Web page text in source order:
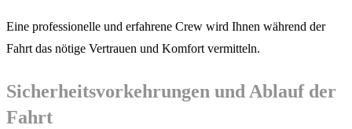
Eine professionelle und erfahrene Crew wird Ihnen während der
Fahrt das nötige Vertrauen und Komfort vermitteln.
Sicherheitsvorkehrungen und Ablauf der
Fahrt